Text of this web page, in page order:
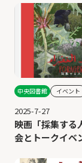
中央図書館 イベント
2025-7-27
映画「採集する
会とトークイベ